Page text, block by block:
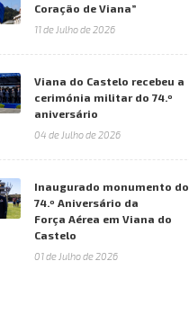
Coração de Viana”
11 de Julho de 2026
Viana do Castelo recebeu a
cerimónia militar do 74.º
aniversário
04 de Julho de 2026
Inaugurado monumento do
74.º Aniversário da
Força Aérea em Viana do
Castelo
01 de Julho de 2026